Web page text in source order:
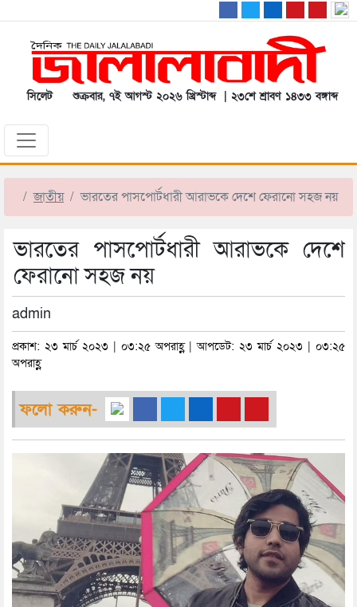
সিলেট শুক্রবার, ৭ই আগস্ট ২০২৬ খ্রিস্টাব্দ | ২৩শে শ্রাবণ ১৪৩৩ বঙ্গাব্দ
জাতীয় ভারতের পাসপোর্টধারী আরাভকে দেশে ফেরানো সহজ নয়
ভারতের পাসপোর্টধারী আরাভকে দেশে
ফেরানো সহজ নয়
admin
প্রকাশ: ২৩ মার্চ ২০২৩ | ০৩:২৫ অপরাহ্ণ | আপডেট: ২৩ মার্চ ২০২৩ | ০৩:২৫
অপরাহ্ণ
ফলো করুন-